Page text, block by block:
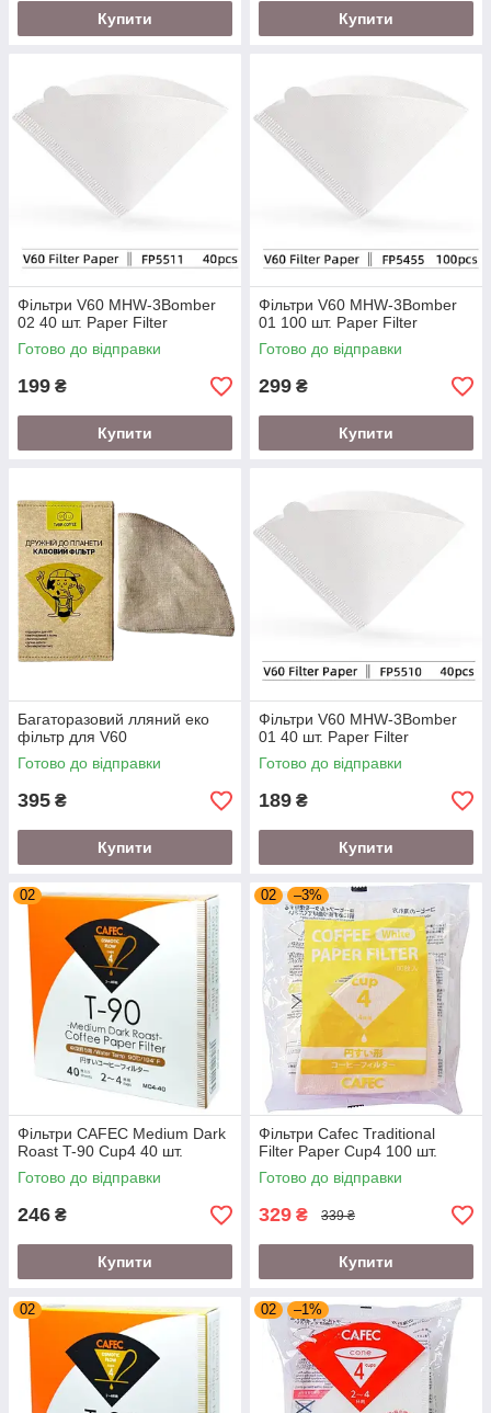
Купити Купити
Фільтри V60 MHW-3Bomber
02 40 шт. Paper Filter
Готово до відправки
199 ₴
Купити
Фільтри V60 MHW-3Bomber
01 100 шт. Paper Filter
Готово до відправки
299 ₴
Купити
Багаторазовий лляний еко
фільтр для V60
Готово до відправки
395 ₴
Купити
Фільтри V60 MHW-3Bomber
01 40 шт. Paper Filter
Готово до відправки
189 ₴
Купити
02
Фільтри CAFEC Medium Dark
Roast T-90 Cup4 40 шт.
Готово до відправки
246 ₴
Купити
02 –3%
Фільтри Cafec Traditional
Filter Paper Cup4 100 шт.
Готово до відправки
329 ₴ 339 ₴
Купити
02 02 –1%